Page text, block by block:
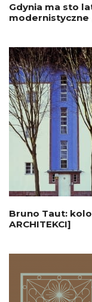
Gdynia ma sto
modernistyczne
Bruno Taut:
ARCHITEKCI]